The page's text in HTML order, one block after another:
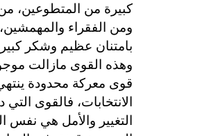
كبيرة من المتطوعين،
ومن الفقراء
بامتنان عظيم وشكر
وهذه القوى مازالت
قوى معركة محدودة ينتهي
الانتخابات، فالقوى
التغيير والأمل هي نفس